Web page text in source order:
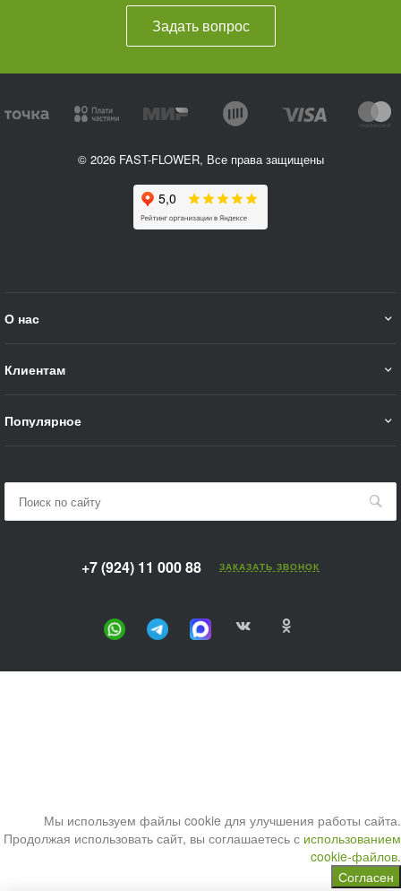
Задать вопрос
© 2026 FAST-FLOWER, Все права защищены
О нас
Клиентам
Популярное
+7 (924) 11 000 88 ЗАКАЗАТЬ ЗВОНОК
Мы используем файлы cookie для улучшения работы сайта.
Продолжая использовать сайт, вы соглашаетесь с использованием
cookie-файлов.
Согласен